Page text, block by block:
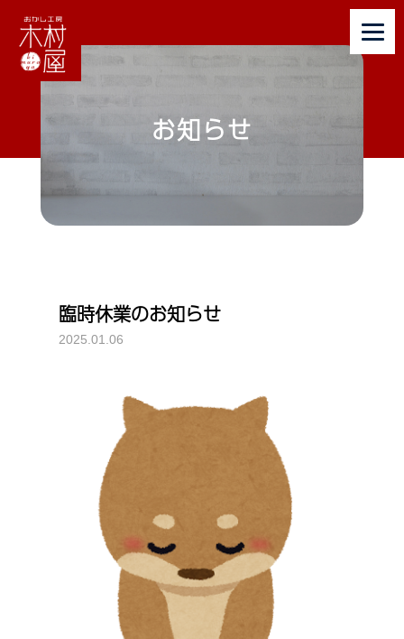
お知らせ
臨時休業のお知らせ
2025.01.06